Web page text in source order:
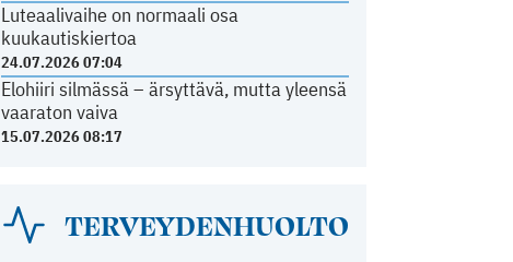
Luteaalivaihe on normaali osa
kuukautiskiertoa
24.07.2026 07:04
Elohiiri silmässä – ärsyttävä, mutta yleensä
vaaraton vaiva
15.07.2026 08:17
TERVEYDENHUOLTO